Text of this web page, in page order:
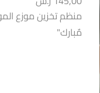
مٌبارك"